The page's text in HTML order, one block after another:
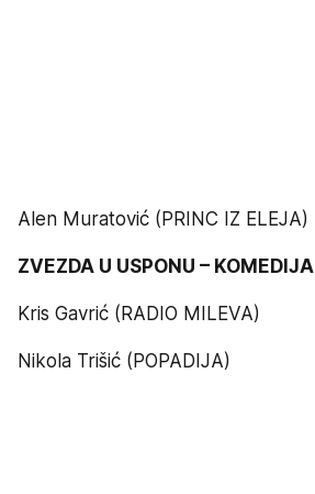
Alen Muratović (PRINC IZ ELEJA)
ZVEZDA U USPONU – KOMEDIJA
Kris Gavrić (RADIO MILEVA)
Nikola Trišić (POPADIJA)